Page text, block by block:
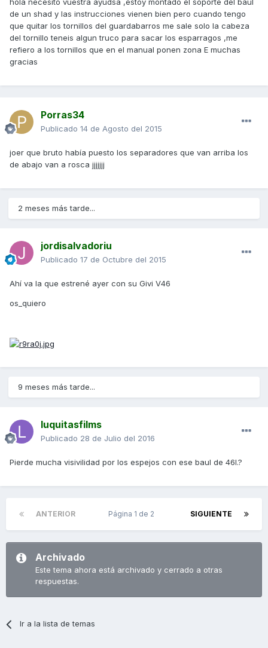
hola necesito vuestra ayudsa ,estoy montado el soporte del baul
de un shad y las instrucciones vienen bien pero cuando tengo
que quitar los tornillos del guardabarros me sale solo la cabeza
del tornillo teneis algun truco para sacar los esparragos ,me
refiero a los tornillos que en el manual ponen zona E muchas
gracias
Porras34
Publicado 14 de Agosto del 2015
joer que bruto había puesto los separadores que van arriba los
de abajo van a rosca jjjjjjj
2 meses más tarde...
jordisalvadoriu
Publicado 17 de Octubre del 2015
Ahí va la que estrené ayer con su Givi V46
os_quiero
9 meses más tarde...
luquitasfilms
Publicado 28 de Julio del 2016
Pierde mucha visivilidad por los espejos con ese baul de 46l.?
ANTERIOR SIGUIENTE
Página 1 de 2
Archivado
Este tema ahora está archivado y cerrado a otras
respuestas.
Ir a la lista de temas